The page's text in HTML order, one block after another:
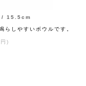
/ 15.5cm
らしやすいボウルです。
)